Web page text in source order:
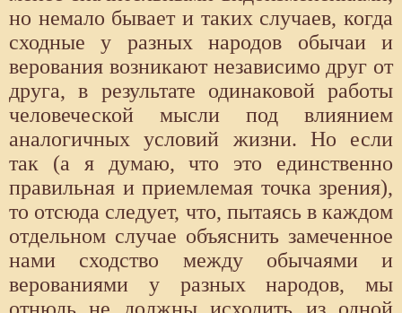
но немало бывает и таких случаев, когда
сходные у разных народов обычаи и
верования возникают независимо друг от
друга, в результате одинаковой работы
человеческой мысли под влиянием
аналогичных условий жизни. Но если
так (а я думаю, что это единственно
правильная и приемлемая точка зрения),
то отсюда следует, что, пытаясь в каждом
отдельном случае объяснить замеченное
нами сходство между обычаями и
верованиями у разных народов, мы
отнюдь не должны исходить из одной